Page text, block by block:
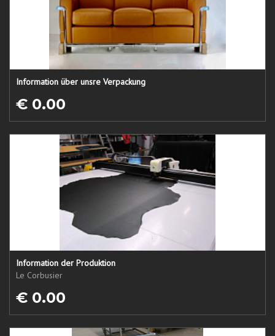
Information über unsre Verpackung
€ 0.00
Information der Produktion
Le Corbusier
€ 0.00